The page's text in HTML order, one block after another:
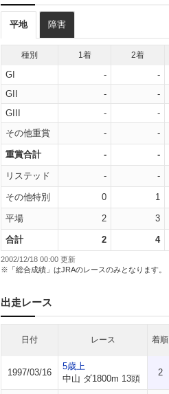
平地 障害
種別 1着 2着
GI - -
GII
- -
GIII
- -
その他重賞
- -
重賞合計 - -
リステッド - -
その他特別 0 1
平場 2 3
合計 2 4
2002/12/18 00:00 更新
※「総合成績」はJRAのレースのみとなります。
出走レース
日付 レース 着順
1997/03/16
5歳上
中山 ダ1800m 13頭
2